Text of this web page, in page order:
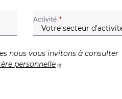
Activité (champ obligatoire)
nous vous invitons à consulter
personnelle